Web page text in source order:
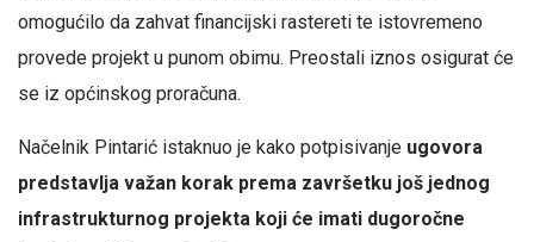
omogućilo da zahvat financijski rastereti te istovremeno
provede projekt u punom obimu. Preostali iznos osigurat će
se iz općinskog proračuna.
Načelnik Pintarić istaknuo je kako potpisivanje ugovora
predstavlja važan korak prema završetku još jednog
infrastrukturnog projekta koji će imati dugoročne